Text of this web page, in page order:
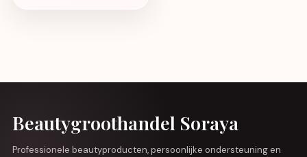
Beautygroothandel Soraya
Professionele beautyproducten, persoonlijke ondersteuning en